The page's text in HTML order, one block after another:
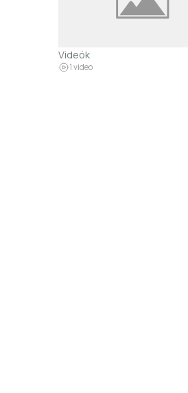
Videók
1 video